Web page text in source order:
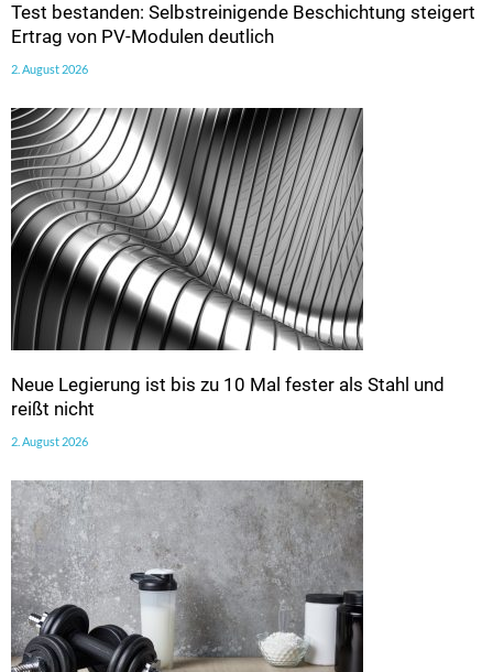
Test bestanden: Selbstreinigende Beschichtung steigert
Ertrag von PV-Modulen deutlich
2. August 2026
Neue Legierung ist bis zu 10 Mal fester als Stahl und
reißt nicht
2. August 2026